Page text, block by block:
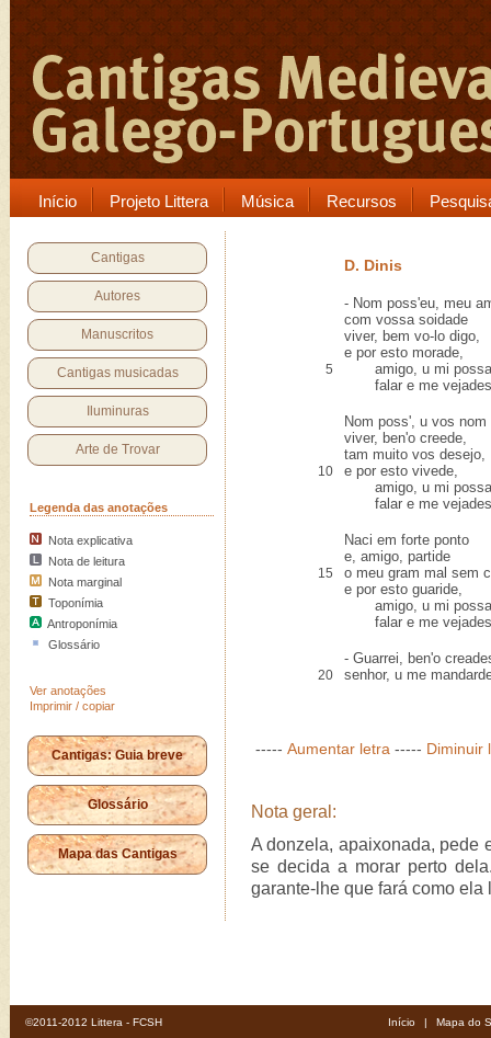
Início Projeto Littera Música Recursos
Cantigas
Autores
Manuscritos
Cantigas musicadas
Iluminuras
Arte de Trovar
Legenda das anotações
Nota explicativa
Nota de leitura
Nota marginal
Toponímia
Antroponímia
Glossário
Ver anotações
Imprimir / copiar
Cantigas: Guia breve
Glossário
Mapa das Cantigas
D. Dinis
- Nom poss'eu, meu
com vossa soidade
viver, bem vo-lo digo,
e por esto morade,
5
amigo, u mi
falar e me
Nom poss', u vos nom
viver, ben'o creede,
tam muito vos desejo,
10
e por esto vivede,
amigo, u mi
falar e me
Naci em forte ponto
e, amigo, partide
15
o meu gram mal sem
e por esto guaride,
amigo, u mi
falar e me
- Guarrei, ben'o
20 senhor, u me
----- Aumentar letra ----- Diminuir
Nota geral:
A donzela, apaixonada, pede
se decida a morar perto
garante-lhe que fará como ela
©2011-2012 Littera - FCSH Início | Mapa do